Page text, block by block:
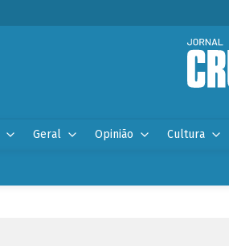
Geral Opinião Cultura